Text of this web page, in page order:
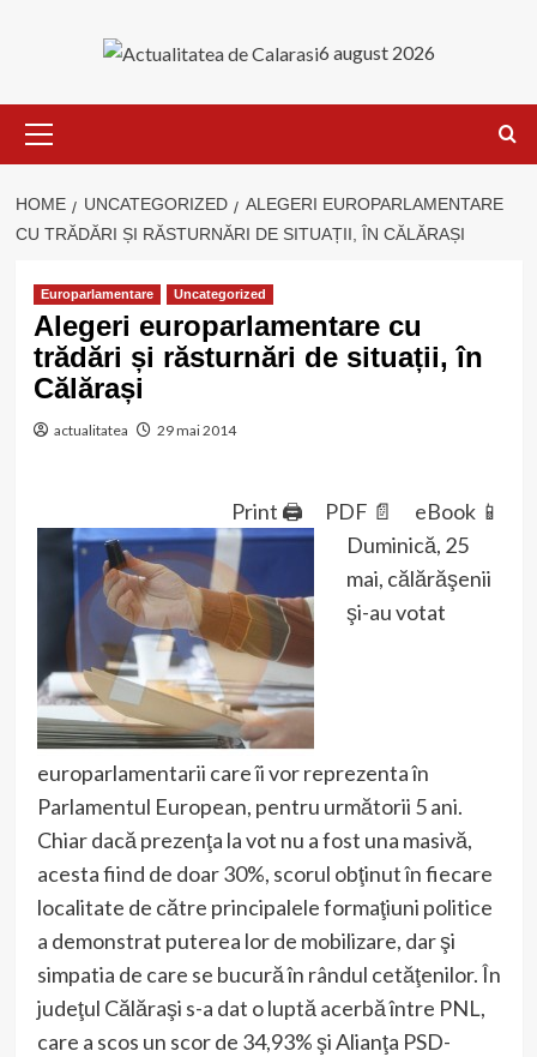
6 august 2026
Menu
HOME UNCATEGORIZED
ALEGERI EUROPARLAMENTARE
CU TRĂDĂRI ȘI RĂSTURNĂRI DE SITUAȚII, ÎN CĂLĂRAȘI
Europarlamentare Uncategorized
Alegeri europarlamentare cu
trădări și răsturnări de situații, în
Călărași
actualitatea 29 mai 2014
Print 🖨 PDF 📄
eBook 📱
Duminică, 25
mai, călărăşenii
şi-au votat
europarlamentarii care îi vor reprezenta în
Parlamentul European, pentru următorii 5 ani.
Chiar dacă prezenţa la vot nu a fost una masivă,
acesta fiind de doar 30%, scorul obţinut în fiecare
localitate de către principalele formaţiuni politice
a demonstrat puterea lor de mobilizare, dar şi
simpatia de care se bucură în rândul cetăţenilor. În
judeţul Călăraşi s-a dat o luptă acerbă între PNL,
care a scos un scor de 34,93% şi Alianţa PSD-